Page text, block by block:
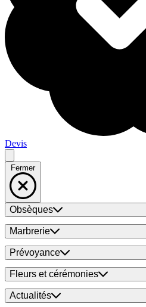
Devis
Fermer
Obsèques
Marbrerie
Prévoyance
Fleurs et cérémonies
Actualités